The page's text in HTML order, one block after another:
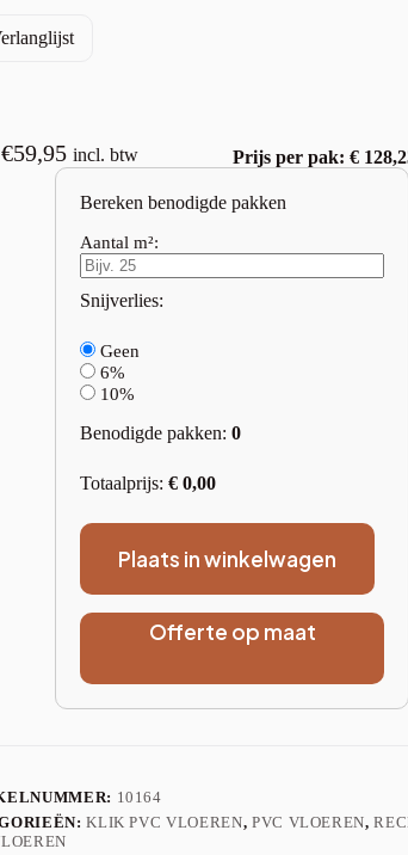
€59,95 incl. btw Prijs per pak: €
Bereken benodigde pakken
Aantal m²:
Snijverlies:
Geen
6%
10%
Benodigde pakken:0
Totaalprijs:€0,00
Plaats in winkelwagen
Offerte op maat
10164
KLIK PVC VLOEREN, PVC VLOEREN,